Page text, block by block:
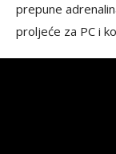
prepune
proljeće za PC i